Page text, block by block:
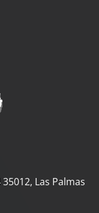
Las Palmas